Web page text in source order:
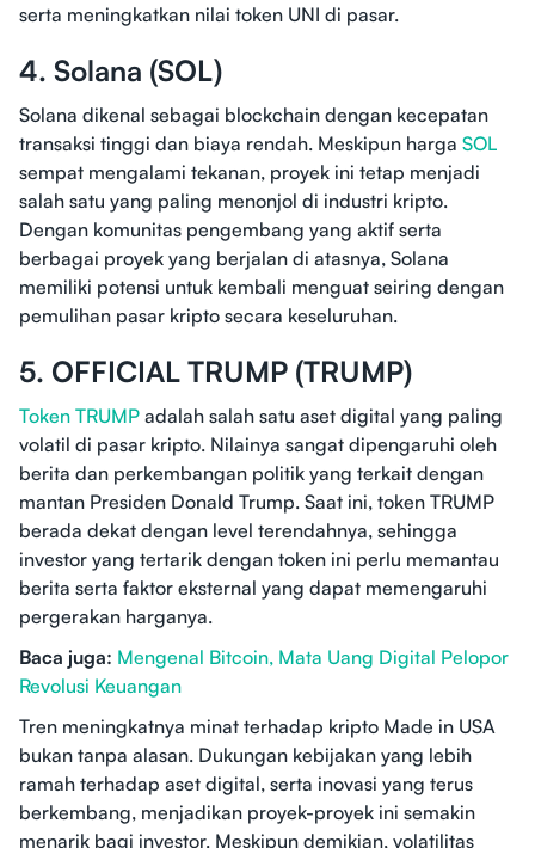
serta meningkatkan nilai token UNI di pasar.
4. Solana (SOL)
Solana dikenal sebagai blockchain dengan kecepatan
transaksi tinggi dan biaya rendah. Meskipun harga SOL
sempat mengalami tekanan, proyek ini tetap menjadi
salah satu yang paling menonjol di industri kripto.
Dengan komunitas pengembang yang aktif serta
berbagai proyek yang berjalan di atasnya, Solana
memiliki potensi untuk kembali menguat seiring dengan
pemulihan pasar kripto secara keseluruhan.
5. OFFICIAL TRUMP (TRUMP)
Token TRUMP adalah salah satu aset digital yang paling
volatil di pasar kripto. Nilainya sangat dipengaruhi oleh
berita dan perkembangan politik yang terkait dengan
mantan Presiden Donald Trump. Saat ini, token TRUMP
berada dekat dengan level terendahnya, sehingga
investor yang tertarik dengan token ini perlu memantau
berita serta faktor eksternal yang dapat memengaruhi
pergerakan harganya.
Baca juga: Mengenal Bitcoin, Mata Uang Digital Pelopor
Revolusi Keuangan
Tren meningkatnya minat terhadap kripto Made in USA
bukan tanpa alasan. Dukungan kebijakan yang lebih
ramah terhadap aset digital, serta inovasi yang terus
berkembang, menjadikan proyek-proyek ini semakin
menarik bagi investor. Meskipun demikian, volatilitas